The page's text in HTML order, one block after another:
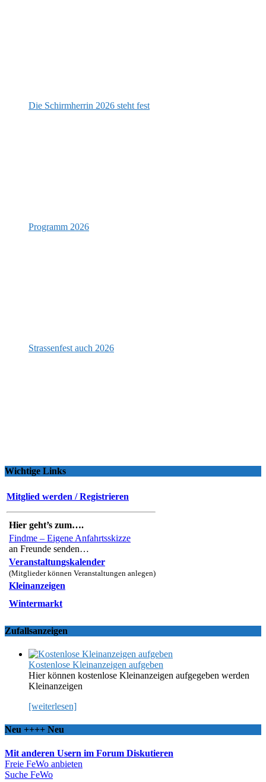
Die Schirmherrin 2026 steht fest
Programm 2026
Strassenfest auch 2026
Wichtige Links
Mitglied werden / Registrieren
Hier geht’s zum….
Findme – Eigene Anfahrtsskizze
an Freunde senden…
Veranstaltungskalender
(Mitglieder können Veranstaltungen anlegen)
Kleinanzeigen
Wintermarkt
Zufallsanzeigen
Kostenlose Kleinanzeigen aufgeben
Hier können kostenlose Kleinanzeigen aufgegeben werden
Kleinanzeigen
[weiterlesen]
Neu ++++ Neu
Mit anderen Usern im Forum Diskutieren
Freie FeWo anbieten
Suche FeWo